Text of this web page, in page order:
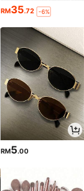
RM35.72 -6%
RM5.00